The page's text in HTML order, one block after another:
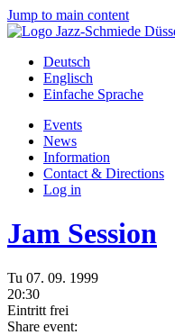
Jump to main content
Deutsch
Englisch
Einfache Sprache
Events
News
Information
Contact & Directions
Log in
Jam Session
Tu 07. 09. 1999
20:30
Eintritt frei
Share event: